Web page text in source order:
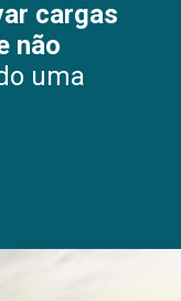
cargas
não
uma